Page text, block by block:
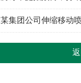
集团公司伸缩移动